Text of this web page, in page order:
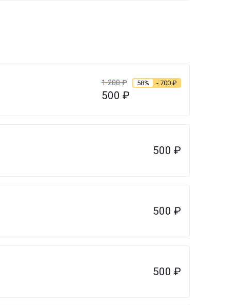
1 200₽ 58% - 700 ₽
500 ₽
500 ₽
500 ₽
500 ₽